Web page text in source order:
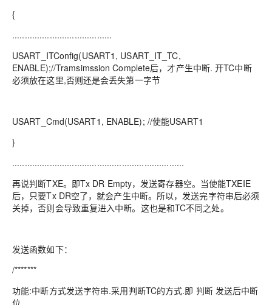
{
........................................
USART_ITConfig(USART1, USART_IT_TC,
ENABLE);//Tramsimssion Complete后，才产生中断. 开TC中断
必须放在这里,否则还是会丢失第一字节
USART_Cmd(USART1, ENABLE); //使能USART1
}
.....................................................................
再说判断TXE。即Tx DR Empty，发送寄存器空。当使能TXEIE
后，只要Tx DR空了，就会产生中断。所以，发送完字符串后必须
关掉，否则会导致重复进入中断。这也是和TC不同之处。
发送函数如下：
/*******
功能:中断方式发送字符串.采用判断TC的方式.即 判断 发送后中断
位.